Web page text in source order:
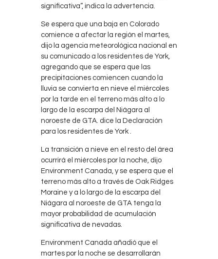
significativa”, indica la advertencia.
Se espera que una baja en Colorado
comience a afectar la región el martes,
dijo la agencia meteorológica nacional en
su comunicado a los residentes de York,
agregando que se espera que las
precipitaciones comiencen cuando la
lluvia se convierta en nieve el miércoles
por la tarde en el terreno más alto a lo
largo de la escarpa del Niágara al
noroeste de GTA. dice la Declaración
para los residentes de York .
La transición a nieve en el resto del área
ocurrirá el miércoles por la noche, dijo
Environment Canada, y se espera que el
terreno más alto a través de Oak Ridges
Moraine y a lo largo de la escarpa del
Niágara al noroeste de GTA tenga la
mayor probabilidad de acumulación
significativa de nevadas.
Environment Canada añadió que el
martes por la noche se desarrollarán